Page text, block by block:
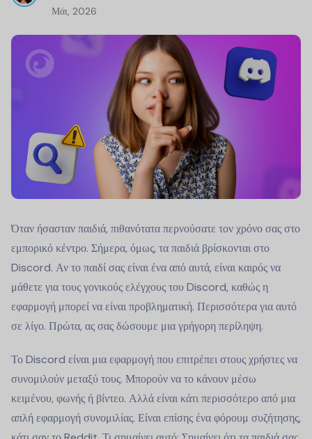
Μάι, 2026
Όταν ήσασταν παιδιά, πιθανότατα περνούσατε τον χρόνο σας στο
εμπορικό κέντρο. Σήμερα, όμως, τα παιδιά βρίσκονται στο
Discord. Αν το παιδί σας είναι ένα από αυτά, είναι καιρός να
μάθετε για τους γονικούς ελέγχους του Discord, καθώς η
εφαρμογή μπορεί να είναι προβληματική. Περισσότερα για αυτό
σε λίγο. Πρώτα, ας σας δώσουμε μια γρήγορη περίληψη.
Το Discord είναι μια εφαρμογή που επιτρέπει στους χρήστες να
συνομιλούν μεταξύ τους. Μπορούν να το κάνουν μέσω
κειμένου, φωνής ή βίντεο. Αλλά είναι κάτι περισσότερο από μια
απλή εφαρμογή συνομιλίας. Είναι επίσης ένα φόρουμ συζήτησης,